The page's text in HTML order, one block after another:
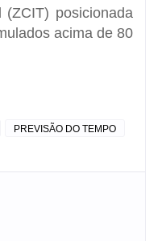
(ZCIT) posicionada
acima de 80
PREVISÃO DO TEMPO